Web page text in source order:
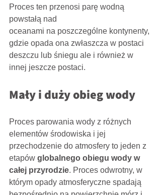
Proces ten przenosi parę wodną
powstałą nad
oceanami na poszczególne kontynenty,
gdzie opada ona zwłaszcza w postaci
deszczu lub śniegu ale i również w
innej jeszcze postaci.
Mały i duży obieg wody
Proces parowania wody z różnych
elementów środowiska i jej
przechodzenie do atmosfery to jeden z
etapów globalnego obiegu wody w
całej przyrodzie. Proces odwrotny, w
którym opady atmosferyczne spadają